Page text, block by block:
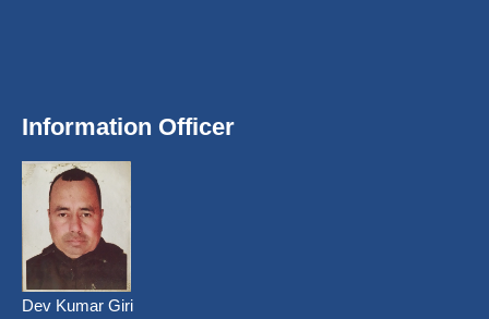
Information Officer
Dev Kumar Giri